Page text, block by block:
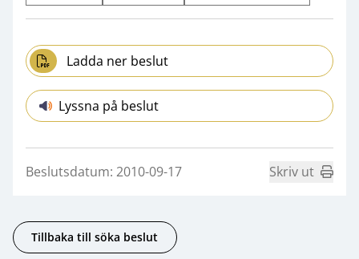
Ladda ner beslut
Lyssna på beslut
Beslutsdatum: 2010-09-17 Skriv ut
Tillbaka till söka beslut